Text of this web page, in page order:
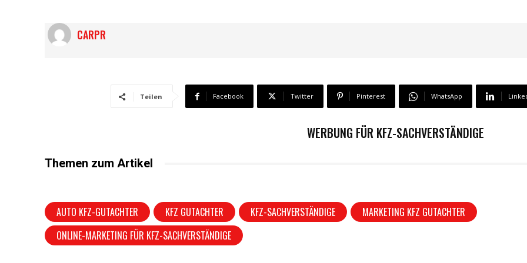
CARPR
Teilen Facebook Twitter Pinterest WhatsApp
WERBUNG FÜR KFZ-SACHVERSTÄNDIGE
Themen zum Artikel
AUTO KFZ-GUTACHTER KFZ GUTACHTER KFZ-SACHVERSTÄNDIGE
MARKETING KFZ GUTACHTER
ONLINE-MARKETING FÜR KFZ-SACHVERSTÄNDIGE